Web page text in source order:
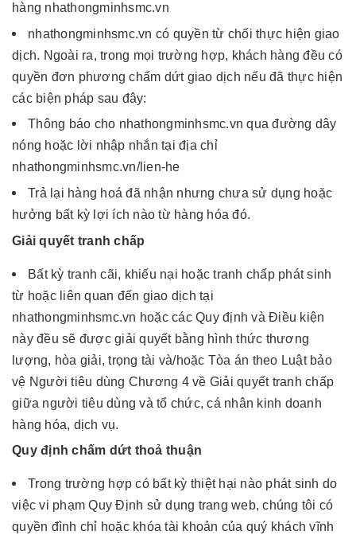
hàng nhathongminhsmc.vn
nhathongminhsmc.vn có quyền từ chối thực hiện giao
dịch. Ngoài ra, trong mọi trường hợp, khách hàng đều có
quyền đơn phương chấm dứt giao dịch nếu đã thực hiện
các biện pháp sau đây:
Thông báo cho nhathongminhsmc.vn qua đường dây
nóng hoặc lời nhập nhắn tại địa chỉ
nhathongminhsmc.vn/lien-he
Trả lại hàng hoá đã nhận nhưng chưa sử dụng hoặc
hưởng bất kỳ lợi ích nào từ hàng hóa đó.
Giải quyết tranh chấp
Bất kỳ tranh cãi, khiếu nại hoặc tranh chấp phát sinh
từ hoặc liên quan đến giao dịch tại
nhathongminhsmc.vn hoặc các Quy định và Điều kiện
này đều sẽ được giải quyết bằng hình thức thương
lượng, hòa giải, trọng tài và/hoặc Tòa án theo Luật bảo
vệ Người tiêu dùng Chương 4 về Giải quyết tranh chấp
giữa người tiêu dùng và tổ chức, cá nhân kinh doanh
hàng hóa, dịch vụ.
Quy định chấm dứt thoả thuận
Trong trường hợp có bất kỳ thiệt hại nào phát sinh do
việc vi phạm Quy Định sử dụng trang web, chúng tôi có
quyền đình chỉ hoặc khóa tài khoản của quý khách vĩnh